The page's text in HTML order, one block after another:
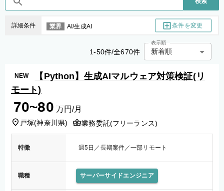
詳細条件 業界 AI/生成AI 条件を変更
1-50件/全670件
表示順
新着順
NEW
【Python】生成AIマルウェア対策検証(リ
モート)
70~80 万円/月
戸塚(神奈川県) 業務委託(フリーランス)
特徴 週5日／長期案件／一部リモート
職種 サーバーサイドエンジニア